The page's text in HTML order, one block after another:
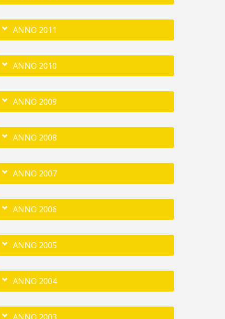
ANNO 2011
ANNO 2010
ANNO 2009
ANNO 2008
ANNO 2007
ANNO 2006
ANNO 2005
ANNO 2004